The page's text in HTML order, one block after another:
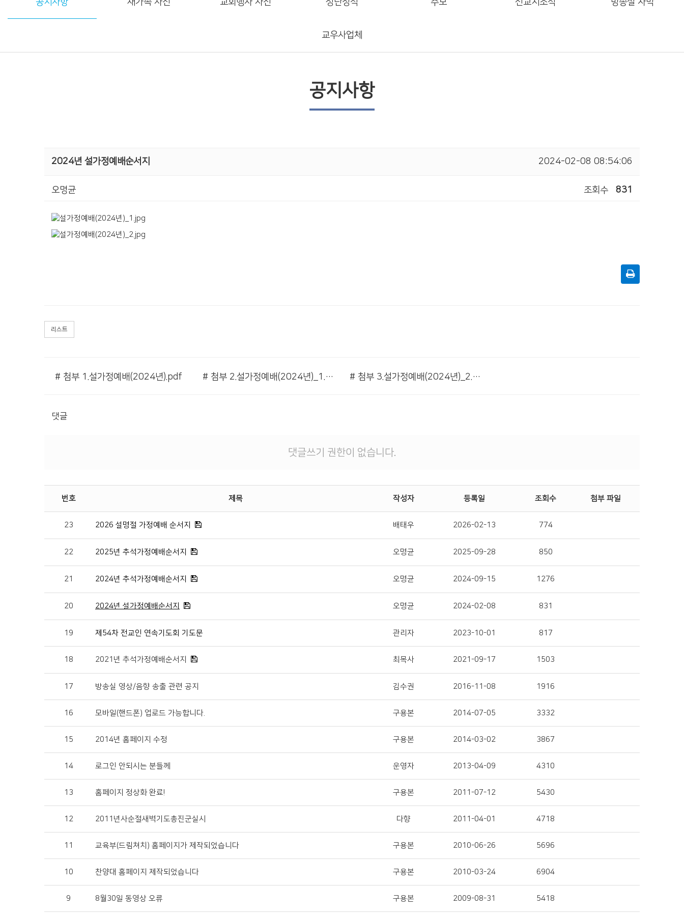
공지사항 새가족 사진 교회행사 사진 성단장식 주보 선교지소식 방송실 자막
교우사업체
공지사항
2024년 설가정예배순서지 2024-02-08 08:54:06
오명균 조회수 831
리스트
# 첨부 1.설가정예배(2024년).pdf # 첨부 2.설가정예배(2024년)_1.jpg # 첨부 3.설가정예배(2024년)_2.jpg
댓글
댓글쓰기 권한이 없습니다.
번호 제목 작성자 등록일 조회수 첨부 파일
23 2026 설명절 가정예배 순서지 배태우 2026-02-13 774
22 2025년 추석가정예배순서지 오명균 2025-09-28 850
21 2024년 추석가정예배순서지 오명균 2024-09-15 1276
20 2024년 설가정예배순서지 오명균 2024-02-08 831
19 제54차 전교인 연속기도회 기도문 관리자 2023-10-01 817
18 2021년 추석가정예배순서지 최목사 2021-09-17 1503
17 방송실 영상/음향 송출 관련 공지 김수권 2016-11-08 1916
16 모바일(핸드폰) 업로드 가능합니다. 구용본 2014-07-05 3332
15 2014년 홈페이지 수정 구용본 2014-03-02 3867
14 로그인 안되시는 분들께 운영자 2013-04-09 4310
13 홈페이지 정상화 완료! 구용본 2011-07-12 5430
12 2011년사순절새벽기도총진군실시 다향 2011-04-01 4718
11 교육부(드림쳐치) 홈페이지가 제작되었습니다 구용본 2010-06-26 5696
10 찬양대 홈페이지 제작되었습니다 구용본 2010-03-24 6904
9 8월30일 동영상 오류 구용본 2009-08-31 5418